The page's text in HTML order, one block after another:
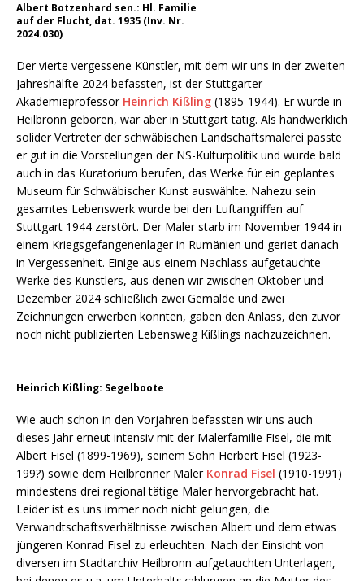
Albert Botzenhard sen.: Hl. Familie
auf der Flucht, dat. 1935 (Inv. Nr.
2024.030)
Der vierte vergessene Künstler, mit dem wir uns in der zweiten
Jahreshälfte 2024 befassten, ist der Stuttgarter
Akademieprofessor Heinrich Kißling (1895-1944). Er wurde in
Heilbronn geboren, war aber in Stuttgart tätig. Als handwerklich
solider Vertreter der schwäbischen Landschaftsmalerei passte
er gut in die Vorstellungen der NS-Kulturpolitik und wurde bald
auch in das Kuratorium berufen, das Werke für ein geplantes
Museum für Schwäbischer Kunst auswählte. Nahezu sein
gesamtes Lebenswerk wurde bei den Luftangriffen auf
Stuttgart 1944 zerstört. Der Maler starb im November 1944 in
einem Kriegsgefangenenlager in Rumänien und geriet danach
in Vergessenheit. Einige aus einem Nachlass aufgetauchte
Werke des Künstlers, aus denen wir zwischen Oktober und
Dezember 2024 schließlich zwei Gemälde und zwei
Zeichnungen erwerben konnten, gaben den Anlass, den zuvor
noch nicht publizierten Lebensweg Kißlings nachzuzeichnen.
Heinrich Kißling: Segelboote
Wie auch schon in den Vorjahren befassten wir uns auch
dieses Jahr erneut intensiv mit der Malerfamilie Fisel, die mit
Albert Fisel (1899-1969), seinem Sohn Herbert Fisel (1923-
199?) sowie dem Heilbronner Maler Konrad Fisel (1910-1991)
mindestens drei regional tätige Maler hervorgebracht hat.
Leider ist es uns immer noch nicht gelungen, die
Verwandtschaftsverhältnisse zwischen Albert und dem etwas
jüngeren Konrad Fisel zu erleuchten. Nach der Einsicht von
diversen im Stadtarchiv Heilbronn aufgetauchten Unterlagen,